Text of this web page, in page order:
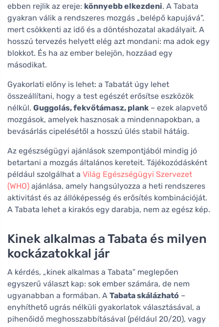
ebben rejlik az ereje: könnyebb elkezdeni. A Tabata
gyakran válik a rendszeres mozgás „belépő kapujává”,
mert csökkenti az idő és a döntéshozatal akadályait. A
hosszú tervezés helyett elég azt mondani: ma adok egy
blokkot. És ha az ember belejön, hozzáad egy
másodikat.
Gyakorlati előny is lehet: a Tabatát úgy lehet
összeállítani, hogy a test egészét erősítse eszközök
nélkül. Guggolás, fekvőtámasz, plank – ezek alapvető
mozgások, amelyek hasznosak a mindennapokban, a
bevásárlás cipelésétől a hosszú ülés stabil hátáig.
Az egészségügyi ajánlások szempontjából mindig jó
betartani a mozgás általános kereteit. Tájékozódásként
például szolgálhat a Világ Egészségügyi Szervezet
(WHO) ajánlása, amely hangsúlyozza a heti rendszeres
aktivitást és az állóképesség és erősítés kombinációját.
A Tabata lehet a kirakós egy darabja, nem az egész kép.
Kinek alkalmas a Tabata és milyen
kockázatokkal jár
A kérdés, „kinek alkalmas a Tabata” meglepően
egyszerű választ kap: sok ember számára, de nem
ugyanabban a formában. A Tabata skálázható –
enyhíthető ugrás nélküli gyakorlatok választásával, a
pihenőidő meghosszabbításával (például 20/20), vagy